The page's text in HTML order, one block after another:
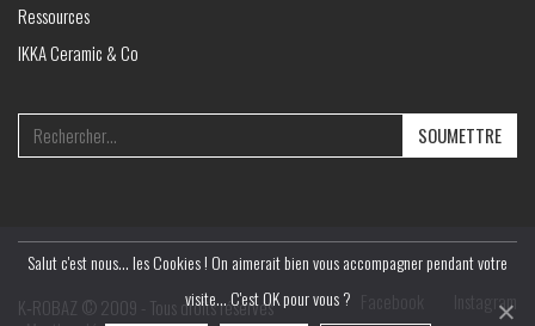
Ressources
IKKA Ceramic & Co
Search
for:
Instagram
K‑ROBAZ © 2009 - Tous droits réservés
Salut c'est nous... les Cookies ! On aimerait bien vous accompagner pendant votre
visite... C'est OK pour vous ?